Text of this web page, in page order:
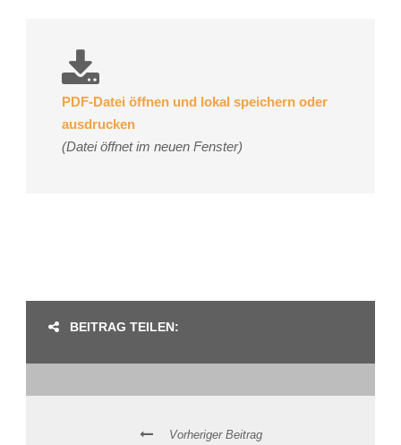
PDF-Datei öffnen und lokal speichern oder
ausdrucken
(Datei öffnet im neuen Fenster)
BEITRAG TEILEN:
Vorheriger Beitrag